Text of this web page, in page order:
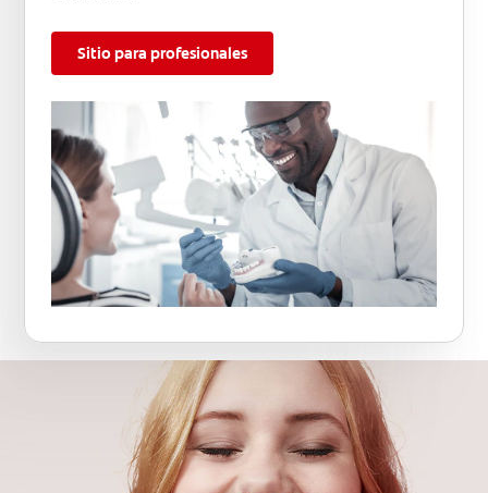
Sitio para profesionales